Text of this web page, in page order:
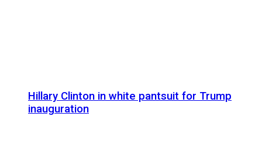
Hillary Clinton in white pantsuit for Trump
inauguration